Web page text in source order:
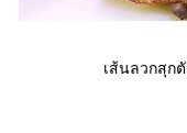
เส้นลวกสุก